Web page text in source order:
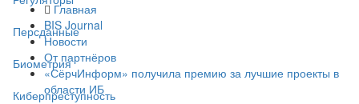
Персданные
Биометрия
Киберпреступность
Главная
BIS Journal
Новости
От партнёров
«СёрчИнформ» получила премию за лучшие проекты в
области ИБ